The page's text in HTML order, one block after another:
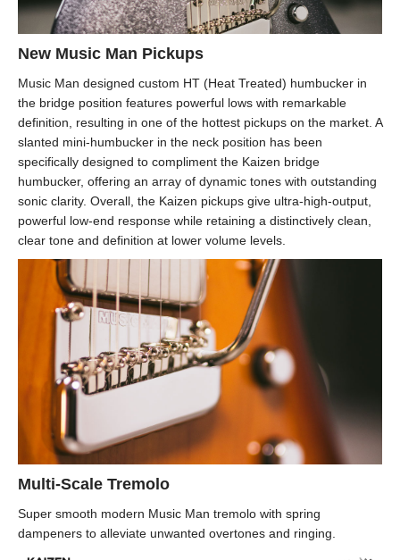
New Music Man Pickups
Music Man designed custom HT (Heat Treated) humbucker in
the bridge position features powerful lows with remarkable
definition, resulting in one of the hottest pickups on the market. A
slanted mini-humbucker in the neck position has been
specifically designed to compliment the Kaizen bridge
humbucker, offering an array of dynamic tones with outstanding
sonic clarity. Overall, the Kaizen pickups give ultra-high-output,
powerful low-end response while retaining a distinctively clean,
clear tone and definition at lower volume levels.
Multi-Scale Tremolo
Super smooth modern Music Man tremolo with spring
dampeners to alleviate unwanted overtones and ringing.